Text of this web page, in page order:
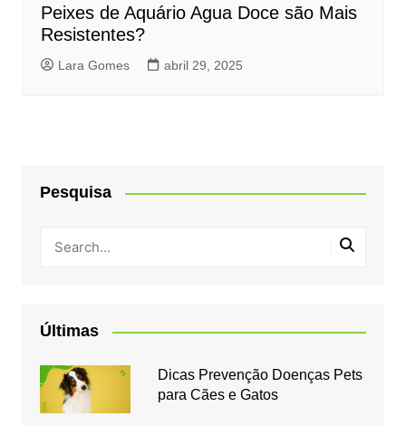
Peixes de Aquário Agua Doce são Mais
Resistentes?
Lara Gomes abril 29, 2025
Pesquisa
Últimas
Dicas Prevenção Doenças Pets
para Cães e Gatos